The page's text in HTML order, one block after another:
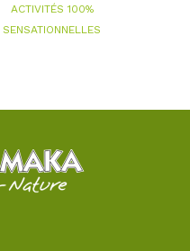
ACTIVITÉS 100%
SENSATIONNELLES